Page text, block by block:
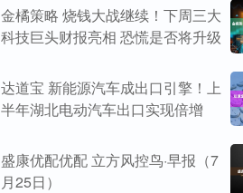
金橘策略 烧钱大战继续！下周三大
科技巨头财报亮相 恐慌是否将升级
达道宝 新能源汽车成出口引擎！上
半年湖北电动汽车出口实现倍增
盛康优配优配 立方风控鸟·早报（7
月25日）